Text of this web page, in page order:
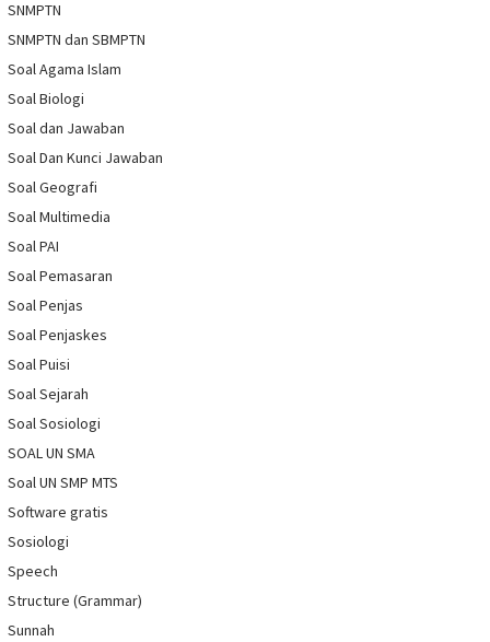
SNMPTN
SNMPTN dan SBMPTN
Soal Agama Islam
Soal Biologi
Soal dan Jawaban
Soal Dan Kunci Jawaban
Soal Geografi
Soal Multimedia
Soal PAI
Soal Pemasaran
Soal Penjas
Soal Penjaskes
Soal Puisi
Soal Sejarah
Soal Sosiologi
SOAL UN SMA
Soal UN SMP MTS
Software gratis
Sosiologi
Speech
Structure (Grammar)
Sunnah